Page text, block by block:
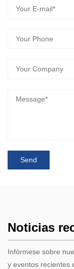
Noticias
Infórmese sobre
y eventos recientes